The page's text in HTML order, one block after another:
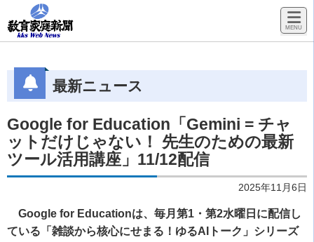
最新ニュース
Google for Education「Gemini = チャ
ットだけじゃない！ 先生のための最新
ツール活用講座」11/12配信
2025年11月6日
Google for Educationは、毎月第1・第2水曜日に配信し
ている「雑談から核心にせまる！ゆるAIトーク」シリーズ